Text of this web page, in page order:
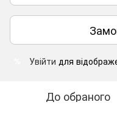
Увійти для
До обраного